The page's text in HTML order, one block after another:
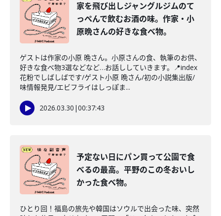
家を飛び出しジャングルジムのて
っぺんで飲むお酒の味。作家・小
原晩さんの好きな食べ物。
ゲストは作家の小原 晩さん。小原さんの食、執筆のお供、
好きな食べ物3選などなど…お話ししていきます。📍index
花粉でしばしばです/ゲスト小原 晩さん/初の小説集出版/
味情報発見/エビフライはしっぽま...
2026.03.30 |00:37:43
予定ない日にパン買って公園で食
べるの最高。平野のこの冬おいし
かった食べ物。
ひとり回！福島の旅先や韓国はソウルで出会った味、突然